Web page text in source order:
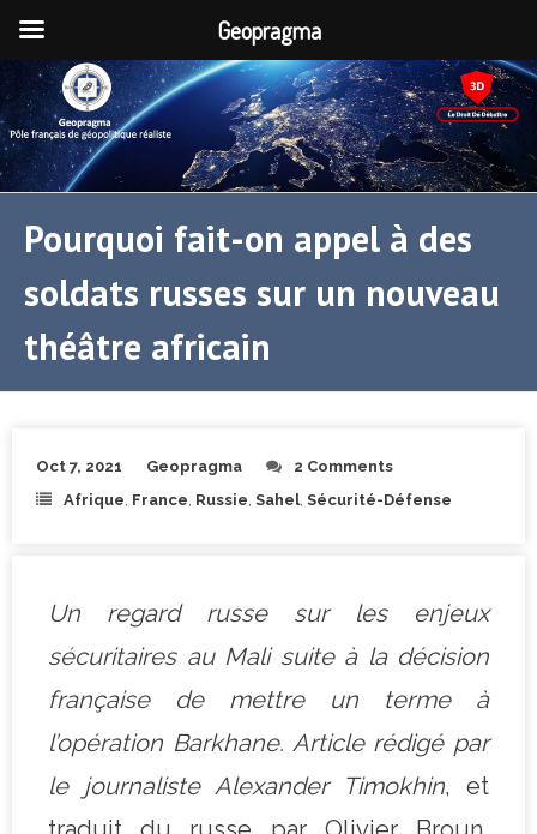
Pourquoi fait-on appel à des
soldats russes sur un nouveau
théâtre africain
Oct 7, 2021 Geopragma
2 Comments
Afrique France Russie Sahel, Sécurité-Défense
Un regard russe sur les enjeux
sécuritaires au Mali suite à la décision
française de mettre un terme à
l’opération Barkhane. Article rédigé par
le journaliste Alexander Timokhin, et
Geopragma